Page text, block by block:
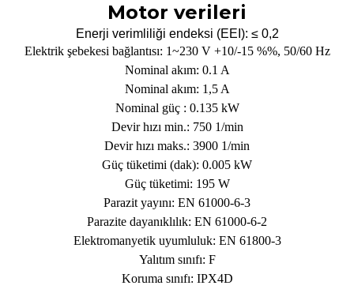
Motor verileri
Enerji verimliliği endeksi (EEI): ≤ 0,2
Elektrik şebekesi bağlantısı: 1~230 V +10/-15 %%, 50/60 Hz
Nominal akım: 0.1 A
Nominal akım: 1,5 A
Nominal güç : 0.135 kW
Devir hızı min.: 750 1/min
Devir hızı maks.: 3900 1/min
Güç tüketimi (dak): 0.005 kW
Güç tüketimi: 195 W
Parazit yayını: EN 61000-6-3
Parazite dayanıklılık: EN 61000-6-2
Elektromanyetik uyumluluk: EN 61800-3
Yalıtım sınıfı: F
Koruma sınıfı: IPX4D